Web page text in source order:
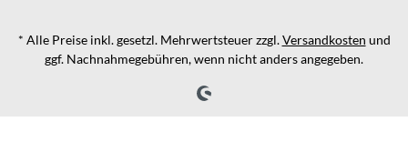
* Alle Preise inkl. gesetzl. Mehrwertsteuer zzgl.Versandkosten und
ggf. Nachnahmegebühren, wenn nicht anders angegeben.